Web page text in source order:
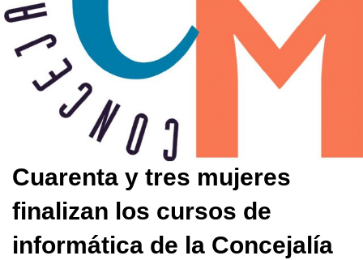
Cuarenta y tres mujeres
finalizan los cursos de
informática de la Concejalía